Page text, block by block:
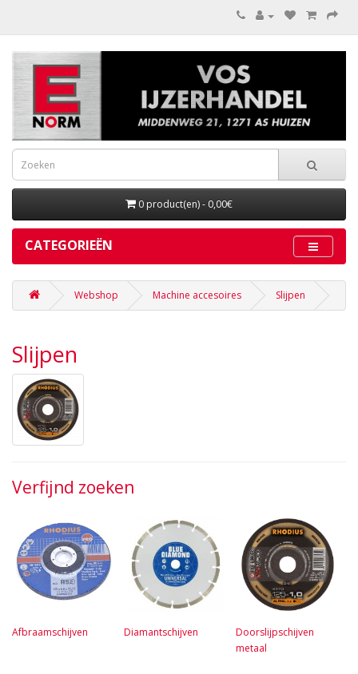
0 product(en) - 0,00€
CATEGORIEËN
Webshop Machine accesoires Slijpen
Slijpen
Verfijnd zoeken
Afbraamschijven Diamantschijven
Doorslijpschijven
metaal